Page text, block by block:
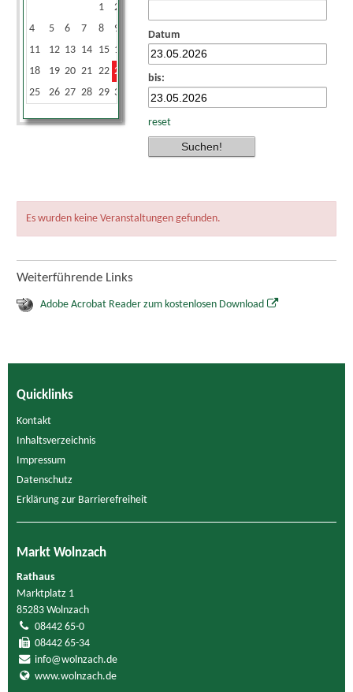
1
2
4
5 6 7 8 9
11
12 13 14 15 16
18
19 20 21 22 23
25
26 27 28 29 30
Datum
bis:
reset
Es wurden keine Veranstaltungen gefunden.
Weiterführende Links
Adobe Acrobat Reader zum kostenlosen Download
Quicklinks
Kontakt
Inhaltsverzeichnis
Impressum
Datenschutz
Erklärung zur Barrierefreiheit
Markt Wolnzach
Rathaus
Marktplatz 1
85283 Wolnzach
08442 65-0
08442 65-34
info@wolnzach.de
www.wolnzach.de